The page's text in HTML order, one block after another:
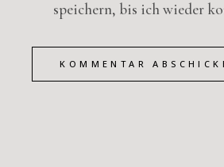
speichern, bis ich wieder
KOMMENTAR